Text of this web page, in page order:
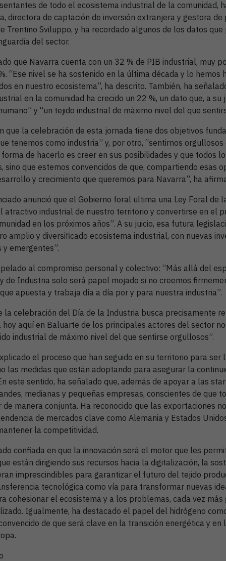
de todo el ecosistema industrial de la comunidad,
directora de captación de inversión extranjera y gestora de
Trentino Sviluppo, y ha recordado algunos de los datos que
del sector.
que Navarra cuenta con un 32 % de PIB industrial, muy
“Ese nivel se ha sostenido en la última década y lo hemos
en nuestro ecosistema”, ha descrito. También, ha
en la comunidad ha crecido un 22 %, un dato que, a su
y “un tejido industrial de máximo nivel del que
que la celebración de esta jornada tiene dos objetivos
tenemos como industria” y, por otro, “sentirnos
forma de hacerlo es creer en sus posibilidades y que todos
sino que estemos convencidos de que, compartiendo esas
y crecimiento que queremos para Navarra”, ha
anunció que el Gobierno foral ultima una Ley Foral de
atractivo industrial de nuestro territorio y convertirse en el
en los próximos años”. A su juicio, esa futura
amplio y diversificado ecosistema industrial, con nuevas
emergentes”.
al compromiso personal y colectivo: “Más allá del
de Industria solo será papel mojado si no creemos
apuesta y trabaja día a día por y para nuestra industria”.
la celebración del Día de la Industria busca precisamente
hoy aquí en Baluarte de los principales actores del sector
industrial de máximo nivel del que sentirse orgullosos”.
el proceso que han seguido en su territorio para ser
las medidas que están adoptando para asegurar la
este sentido, ha señalado que, además de apoyar a las
medianas y pequeñas empresas, conscientes de que
manera conjunta. Ha reconocido que las exportaciones
de mercados clave como Alemania y Estados
la competitividad.
confiada en que la innovación será el motor que les
están dirigiendo sus recursos hacia la digitalización, la
imprescindibles para garantizar el futuro del tejido
tecnológica como vía para transformar nuevas
cohesionar el ecosistema y a los problemas, cada vez más
Igualmente, ha destacado el papel del hidrógeno
de que será clave en la transición energética y en